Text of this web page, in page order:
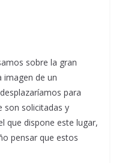
sobre la gran
de un
para
son solicitadas y
que dispone este lugar,
pensar que estos